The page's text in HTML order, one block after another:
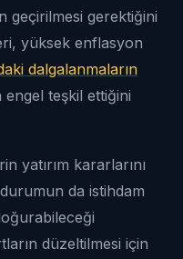
geçirilmesi gerektiğini
yüksek enflasyon
dalgalanmaların
teşkil ettiğini
yatırım kararlarını
da istihdam
düzeltilmesi için